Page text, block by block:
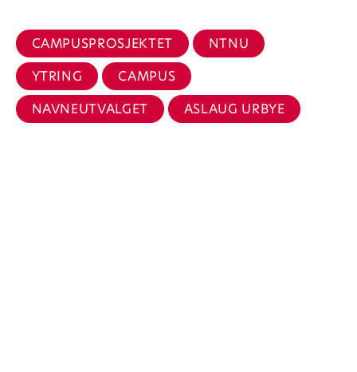
CAMPUSPROSJEKTET
NTNU
YTRING
CAMPUS
NAVNEUTVALGET
ASLAUG URBYE